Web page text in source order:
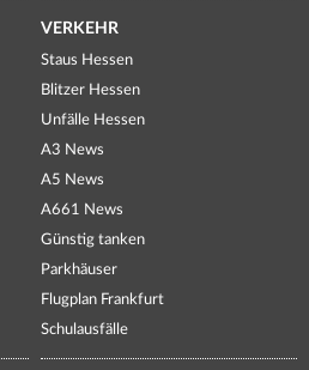
VERKEHR
Staus Hessen
Blitzer Hessen
Unfälle Hessen
A3 News
A5 News
A661 News
Günstig tanken
Parkhäuser
Flugplan Frankfurt
Schulausfälle